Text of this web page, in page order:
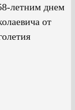
летним днем
от